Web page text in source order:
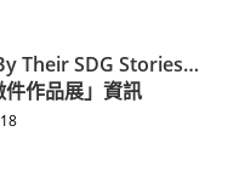
Their SDG Stories…
件作品展」資訊